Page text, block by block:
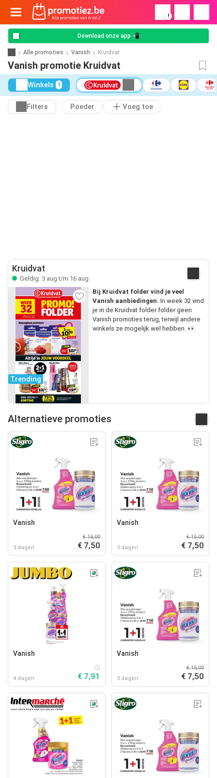
!
Download onze app 📲
Alle promoties Vanish Kruidvat
Vanish promotie Kruidvat
Winkels 1
Filters Poeder Voeg toe
Kruidvat
Geldig: 3 aug t/m 16 aug
Trending
Bij Kruidvat folder vind je veel
Vanish aanbiedingen. In week 32 vind
je in de Kruidvat folder folder geen
Vanish promoties terug, terwijl andere
winkels ze mogelijk wel hebben. 👀
Alternatieve promoties
Vanish
3 dagen
€ 15,00
€ 7,50
Vanish
3 dagen
€ 15,00
€ 7,50
Vanish
4 dagen € 7,91
Vanish
3 dagen
€ 15,00
€ 7,50